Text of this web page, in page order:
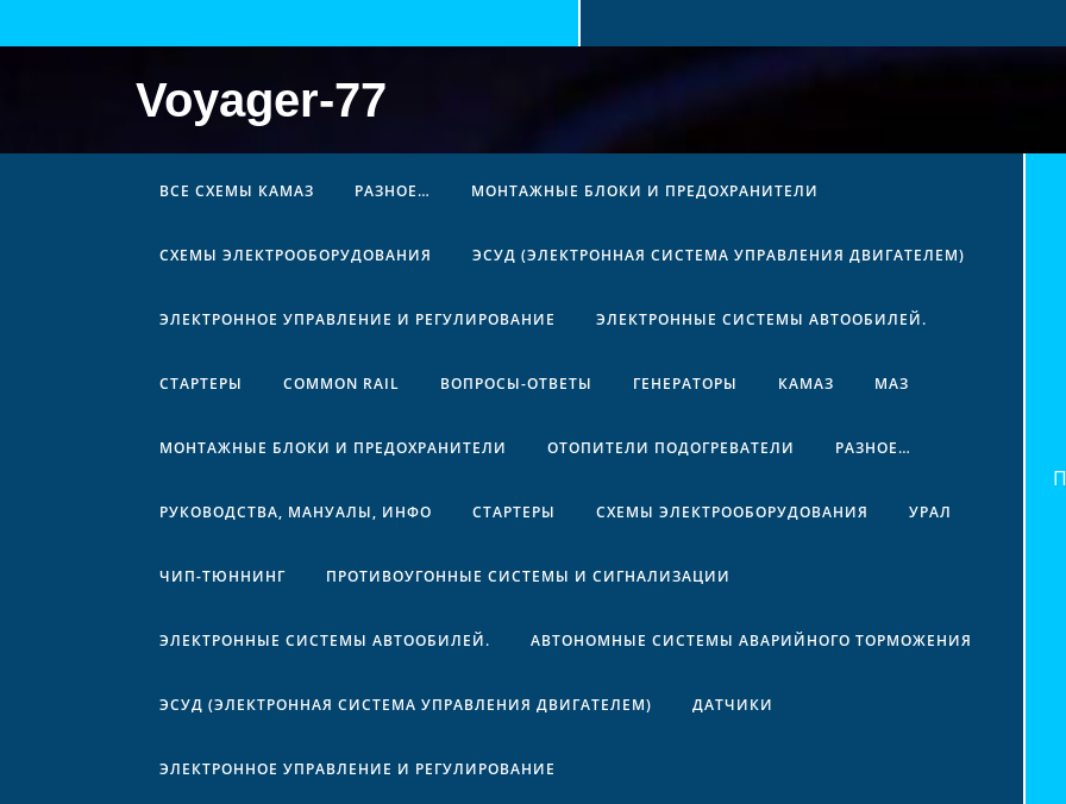
Voyager-77
ВСЕ СХЕМЫ КАМАЗ РАЗНОЕ… МОНТАЖНЫЕ БЛОКИ И ПРЕДОХРАНИТЕЛИ
СХЕМЫ ЭЛЕКТРООБОРУДОВАНИЯ ЭСУД (ЭЛЕКТРОННАЯ СИСТЕМА УПРАВЛЕНИЯ ДВИГАТЕЛЕМ)
ЭЛЕКТРОННОЕ УПРАВЛЕНИЕ И РЕГУЛИРОВАНИЕ ЭЛЕКТРОННЫЕ СИСТЕМЫ АВТООБИЛЕЙ.
СТАРТЕРЫ COMMON RAIL ВОПРОСЫ-ОТВЕТЫ ГЕНЕРАТОРЫ КАМАЗ МАЗ
МОНТАЖНЫЕ БЛОКИ И ПРЕДОХРАНИТЕЛИ ОТОПИТЕЛИ ПОДОГРЕВАТЕЛИ РАЗНОЕ…
РУКОВОДСТВА, МАНУАЛЫ, ИНФО СТАРТЕРЫ СХЕМЫ ЭЛЕКТРООБОРУДОВАНИЯ УРАЛ
ЧИП-ТЮННИНГ ПРОТИВОУГОННЫЕ СИСТЕМЫ И СИГНАЛИЗАЦИИ
ЭЛЕКТРОННЫЕ СИСТЕМЫ АВТООБИЛЕЙ. АВТОНОМНЫЕ СИСТЕМЫ АВАРИЙНОГО ТОРМОЖЕНИЯ
ЭСУД (ЭЛЕКТРОННАЯ СИСТЕМА УПРАВЛЕНИЯ ДВИГАТЕЛЕМ) ДАТЧИКИ
ЭЛЕКТРОННОЕ УПРАВЛЕНИЕ И РЕГУЛИРОВАНИЕ